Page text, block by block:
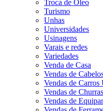
Troca de Óleo
Turismo
Unhas
Universidades
Usinagens
Varais e redes
Variedades
Venda de Casa
Vendas de
Vendas de Carros
Vendas de
Vendas de